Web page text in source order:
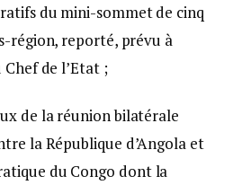
du mini-sommet de cinq
région, reporté, prévu à
de l’Etat ;
de la réunion bilatérale
la République d’Angola et
du Congo dont la